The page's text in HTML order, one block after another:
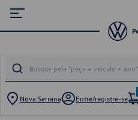
Nova Serrana Entre/registre-se